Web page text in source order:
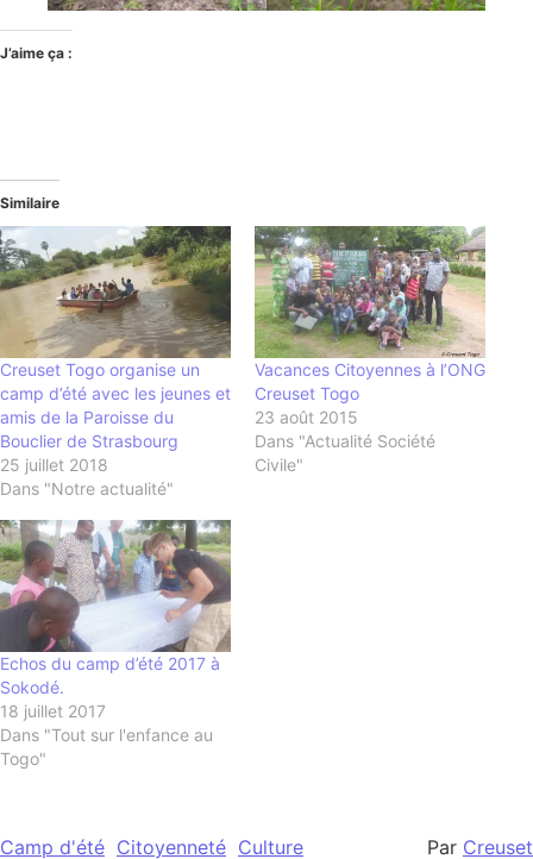
J’aime ça :
Similaire
Creuset Togo organise un
camp d’été avec les jeunes et
amis de la Paroisse du
Bouclier de Strasbourg
25 juillet 2018
Dans "Notre actualité"
Vacances Citoyennes à l’ONG
Creuset Togo
23 août 2015
Dans "Actualité Société
Civile"
Echos du camp d’été 2017 à
Sokodé.
18 juillet 2017
Dans "Tout sur l'enfance au
Togo"
Camp d'été Citoyenneté Culture Par Creuset